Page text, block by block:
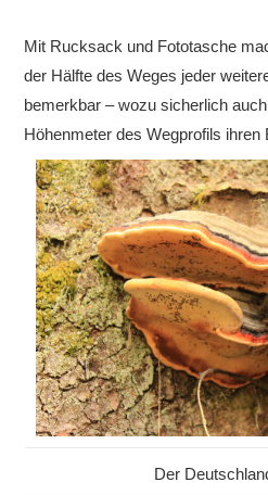
Mit Rucksack und Fototasche
der Hälfte des Weges jeder
bemerkbar – wozu sicherlich
Höhenmeter des Wegprofils ihren
Der